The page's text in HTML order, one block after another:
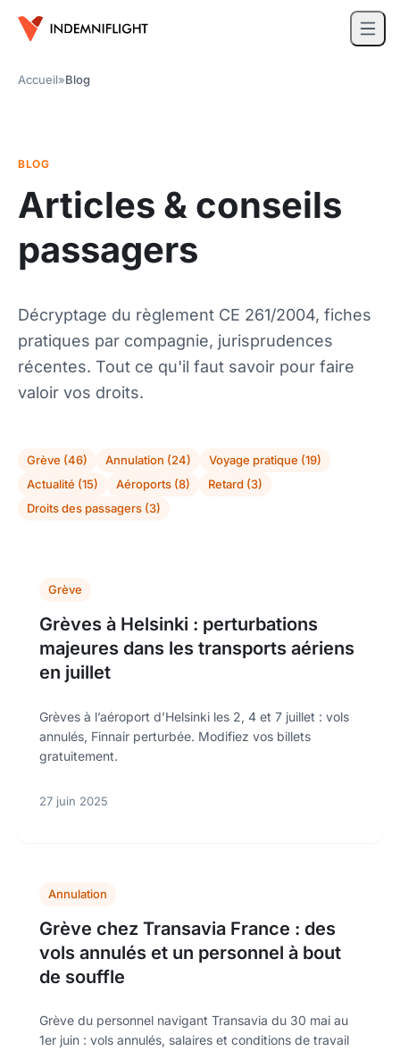
Accueil»Blog
BLOG
Articles & conseils
passagers
Décryptage du règlement CE 261/2004, fiches
pratiques par compagnie, jurisprudences
récentes. Tout ce qu'il faut savoir pour faire
valoir vos droits.
Grève (46) Annulation (24)
Voyage pratique (19)
Actualité (15)
Aéroports (8)
Retard (3)
Droits des passagers (3)
Grève
Grèves à Helsinki : perturbations
majeures dans les transports aériens
en juillet
Grèves à l’aéroport d’Helsinki les 2, 4 et 7 juillet : vols
annulés, Finnair perturbée. Modifiez vos billets
gratuitement.
27 juin 2025
Annulation
Grève chez Transavia France : des
vols annulés et un personnel à bout
de souffle
Grève du personnel navigant Transavia du 30 mai au
1er juin : vols annulés, salaires et conditions de travail